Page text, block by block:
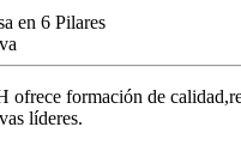
en 6 Pilares
formación de
líderes.